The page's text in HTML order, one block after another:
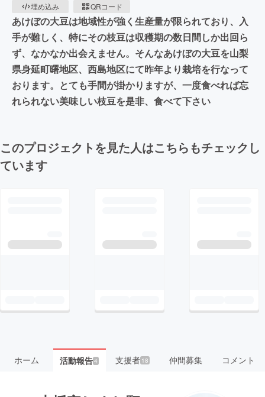
埋め込み
QRコード
あけぼの大豆は地域性が強く生産量が限られており、入
手が難しく、特にその枝豆は収穫期の数日間しか出回ら
ず、なかなか出会えません。そんなあけぼの大豆を山梨
県身延町曙地区、西島地区にて昨年より栽培を行なって
おります。とても手間が掛かりますが、一度食べれば忘
れられない美味しい枝豆を是非、食べて下さい
このプロジェクトを見た人はこちらもチェックし
ています
ホーム 活動報告4 支援者 18 仲間募集 コメント